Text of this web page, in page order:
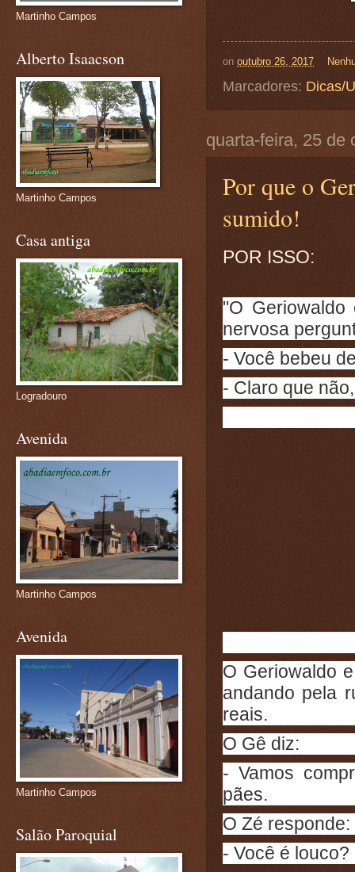
on outubro 26, 2017
Marcadores: Dicas/
quarta-feira, 25 de
Por que o
sumido!
POR ISSO:
"O
nervosa
- Você bebeu
- Claro que
O Geriowaldo
andando pela
reais.
O Gê diz:
- Vamos
pães.
O Zé responde:
- Você é
Martinho Campos
Alberto Isaacson
Martinho Campos
Casa antiga
Logradouro
Avenida
Martinho Campos
Avenida
Martinho Campos
Salão Paroquial